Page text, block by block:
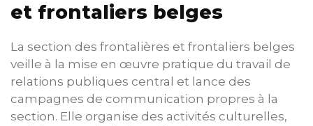
et frontaliers belges
La section des frontalières et frontaliers belges
veille à la mise en œuvre pratique du travail de
relations publiques central et lance des
campagnes de communication propres à la
section. Elle organise des activités culturelles,